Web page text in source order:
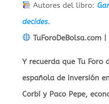
Autores del libro:
decides.
TuForoDeBolsa.com
Y recuerda que Tu Foro
española de inversión
Corbí y Paco Pepe,